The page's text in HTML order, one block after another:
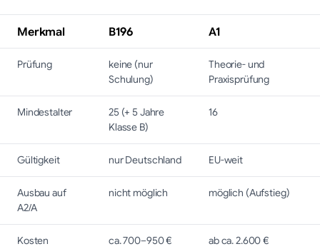
Merkmal B196 A1
Prüfung
keine (nur
Schulung)
Theorie- und
Praxisprüfung
Mindestalter
25 (+ 5 Jahre
Klasse B)
16
Gültigkeit nur Deutschland
EU-weit
Ausbau auf
A2/A
nicht möglich möglich (Aufstieg)
Kosten ca. 700–950 € ab ca. 2.600 €